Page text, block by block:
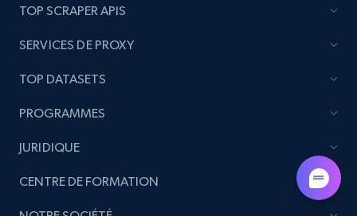
Lazada - Products - Discover products by
category URL or brand URL
price, Currency, Stock, and more.
TOP SCRAPER APIS
SERVICES DE PROXY
TOP DATASETS
PROGRAMMES
JURIDIQUE
CENTRE DE FORMATION